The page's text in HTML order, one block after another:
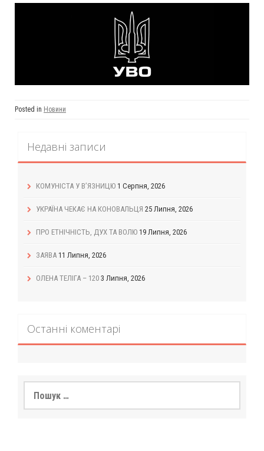
Posted in Новини
Недавні записи
КОМУНІСТА У В’ЯЗНИЦЮ 1 Серпня, 2026
УКРАЇНА ЧЕКАЄ НА КОНОВАЛЬЦЯ 25 Липня, 2026
ПРО ЕТНІЧНІСТЬ, ДУХ ТА ВОЛЮ 19 Липня, 2026
ЗАЯВА 11 Липня, 2026
ОЛЕНА ТЕЛІГА – 120 3 Липня, 2026
Останні коментарі